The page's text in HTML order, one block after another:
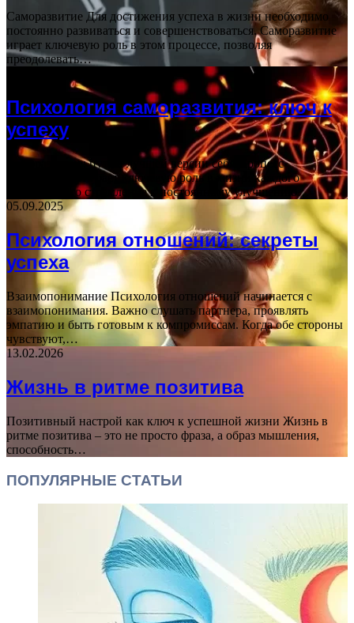
Саморазвитие Для достижения успеха в жизни необходимо
постоянно развиваться и совершенствоваться. Саморазвитие
играет ключевую роль в этом процессе, позволяя
преодолевать…
Психология саморазвития: ключ к
успеху
Саморазвитие: путь к лучшей версии себя Процесс
саморазвития играет ключевую роль в жизни каждого
человека. Это стремление к постоянному улучшению…
05.09.2025
Психология отношений: секреты
успеха
Взаимопонимание Психология отношений начинается с
взаимопонимания. Важно слушать партнера, проявлять
эмпатию и быть готовым к компромиссам. Когда обе стороны
чувствуют,…
13.02.2026
Жизнь в ритме позитива
Позитивный настрой как ключ к успешной жизни Жизнь в
ритме позитива – это не просто фраза, а образ мышления,
способность…
ПОПУЛЯРНЫЕ СТАТЬИ